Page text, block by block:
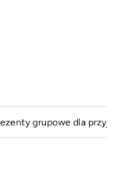
grupowe dla